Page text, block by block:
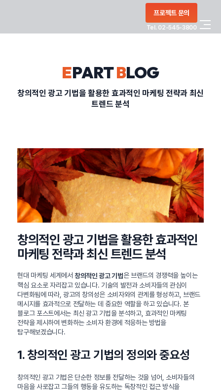
프로젝트 문의
Tel. 02-545-3800
CONTACT
정부지원사업
EPARTBLOG
창의적인 광고 기법을 활용한 효과적인 마케팅 전략과 최신
트렌드 분석
창의적인 광고 기법을 활용한 효과적인
마케팅 전략과 최신 트렌드 분석
현대 마케팅 세계에서창의적인 광고 기법은 브랜드의 경쟁력을 높이는
핵심 요소로 자리잡고 있습니다. 기술의 발전과 소비자들의 관심이
다변화됨에 따라, 광고의 창의성은 소비자와의 관계를 형성하고, 브랜드
메시지를 효과적으로 전달하는 데 중요한 역할을 하고 있습니다. 본
블로그 포스트에서는 최신 광고 기법을 분석하고, 효과적인 마케팅
전략을 제시하여 변화하는 소비자 환경에 적응하는 방법을
탐구해보겠습니다.
1. 창의적인 광고 기법의 정의와 중요성
창의적인 광고 기법은 단순한 정보를 전달하는 것을 넘어, 소비자들의
마음을 사로잡고 그들의 행동을 유도하는 독창적인 접근 방식을